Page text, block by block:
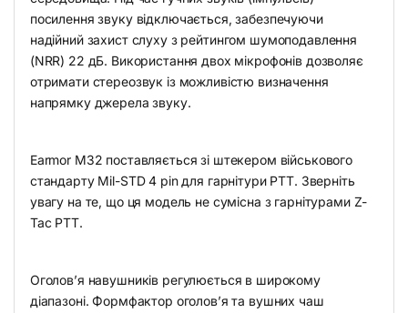
посилення звуку відключається, забезпечуючи
надійний захист слуху з рейтингом шумоподавлення
(NRR) 22 дБ. Використання двох мікрофонів дозволяє
отримати стереозвук із можливістю визначення
напрямку джерела звуку.
Earmor M32 поставляється зі штекером військового
стандарту Mil-STD 4 pin для гарнітури РТТ. Зверніть
увагу на те, що ця модель не сумісна з гарнітурами Z-
Tac PTT.
Оголов’я навушників регулюється в широкому
діапазоні. Формфактор оголов’я та вушних чаш